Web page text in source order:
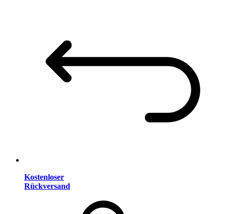
Kostenloser
Rückversand